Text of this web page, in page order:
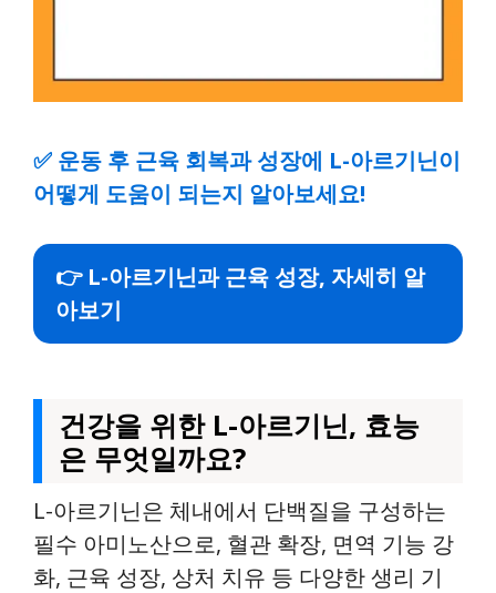
✅ 운동 후 근육 회복과 성장에 L-아르기닌이
어떻게 도움이 되는지 알아보세요!
👉 L-아르기닌과 근육 성장, 자세히 알
아보기
건강을 위한 L-아르기닌, 효능
은 무엇일까요?
L-아르기닌은 체내에서 단백질을 구성하는
필수 아미노산으로, 혈관 확장, 면역 기능 강
화, 근육 성장, 상처 치유 등 다양한 생리 기